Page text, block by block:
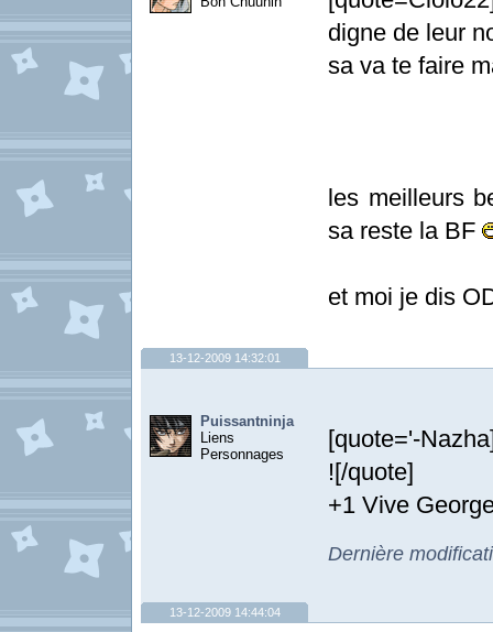
digne de leur
sa va te faire
les meilleurs
sa reste la BF
et moi je dis
13-12-2009 14:32:01
Puissantninja
Liens
Personnages
[quote='-
![/quote]
+1 Vive
Dernière
13-12-2009 14:44:04